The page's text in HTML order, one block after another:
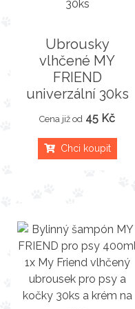
Ubrousky
vlhčené MY
FRIEND
univerzální 30ks
Cena již od 45 Kč
Chci koupit